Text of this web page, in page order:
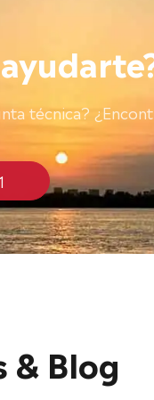
técnica?
& Blog